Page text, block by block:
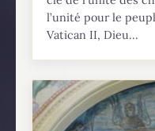
l’unité pour le
Vatican II, Dieu...